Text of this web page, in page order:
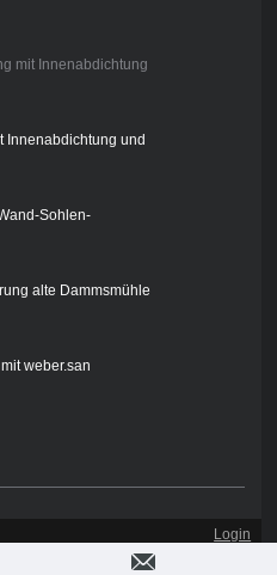
mit Innenabdichtung
Innenabdichtung und
Sohlen-
alte Dammsmühle
weber.san
Login